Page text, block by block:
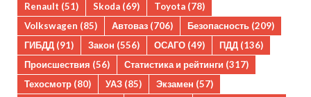
Renault (51) Skoda (69) Toyota (78)
Volkswagen (85) Автоваз (706) Безопасность (209)
ГИБДД (91) Закон (556) ОСАГО (49) ПДД (136)
Происшествия (56) Статистика и рейтинги (317)
Техосмотр (80) УАЗ (85) Экзамен (57)